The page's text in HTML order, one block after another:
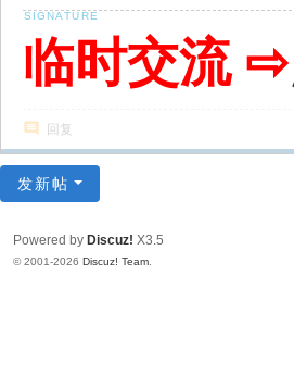
临时交流 ⇨
回复
发新帖
Powered by Discuz! X3.5
© 2001-2026 Discuz! Team